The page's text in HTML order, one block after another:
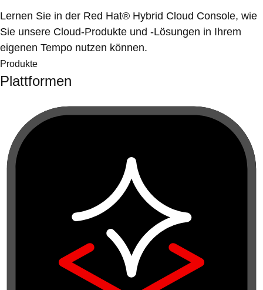
Lernen Sie in der Red Hat® Hybrid Cloud Console, wie
Sie unsere Cloud-Produkte und -Lösungen in Ihrem
eigenen Tempo nutzen können.
Produkte
Plattformen